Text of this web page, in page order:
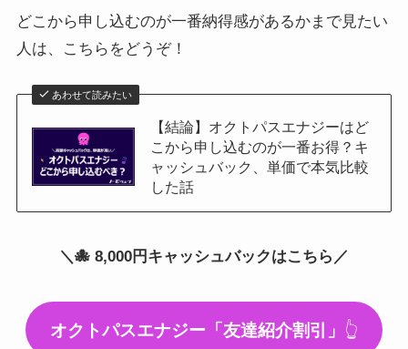
どこから申し込むのが一番納得感があるかまで見たい
人は、こちらをどうぞ！
あわせて読みたい
【結論】オクトパスエナジーはど
こから申し込むのが一番お得？キ
ャッシュバック、単価で本気比較
した話
＼🐙 8,000円キャッシュバックはこちら／
オクトパスエナジー「友達紹介割引」 👆